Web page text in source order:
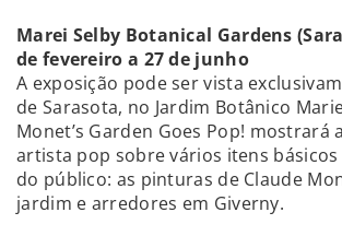
Marei Selby Botanical Gardens
de fevereiro a 27 de junho
A exposição pode ser vista
de Sarasota, no Jardim Botânico
Monet’s Garden Goes Pop! mostrará
artista pop sobre vários itens básicos
do público: as pinturas de Claude
jardim e arredores em Giverny.